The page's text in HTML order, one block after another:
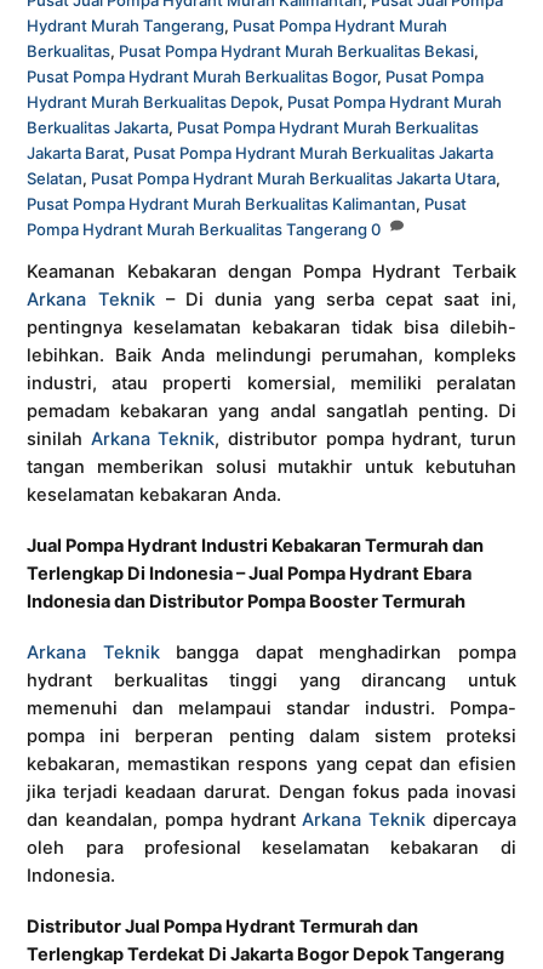
Hydrant Murah Tangerang, Pusat Pompa Hydrant Murah
Berkualitas, Pusat Pompa Hydrant Murah Berkualitas Bekasi,
Pusat Pompa Hydrant Murah Berkualitas Bogor, Pusat Pompa
Hydrant Murah Berkualitas Depok, Pusat Pompa Hydrant Murah
Berkualitas Jakarta, Pusat Pompa Hydrant Murah Berkualitas
Jakarta Barat, Pusat Pompa Hydrant Murah Berkualitas Jakarta
Selatan, Pusat Pompa Hydrant Murah Berkualitas Jakarta Utara,
Pusat Pompa Hydrant Murah Berkualitas Kalimantan, Pusat
Pompa Hydrant Murah Berkualitas Tangerang 0
Keamanan Kebakaran dengan Pompa Hydrant Terbaik
Arkana Teknik– Di dunia yang serba cepat saat ini,
pentingnya keselamatan kebakaran tidak bisa dilebih-
lebihkan. Baik Anda melindungi perumahan, kompleks
industri, atau properti komersial, memiliki peralatan
pemadam kebakaran yang andal sangatlah penting. Di
sinilah Arkana Teknik, distributor pompa hydrant, turun
tangan memberikan solusi mutakhir untuk kebutuhan
keselamatan kebakaran Anda.
Jual Pompa Hydrant Industri Kebakaran Termurah dan
Terlengkap Di Indonesia – Jual Pompa Hydrant Ebara
Indonesia dan Distributor Pompa Booster Termurah
Arkana Teknikbangga dapat menghadirkan pompa
hydrant berkualitas tinggi yang dirancang untuk
memenuhi dan melampaui standar industri. Pompa-
pompa ini berperan penting dalam sistem proteksi
kebakaran, memastikan respons yang cepat dan efisien
jika terjadi keadaan darurat. Dengan fokus pada inovasi
dan keandalan, pompa hydrantArkana Teknikdipercaya
oleh para profesional keselamatan kebakaran di
Indonesia.
Distributor Jual Pompa Hydrant Termurah dan
Terlengkap Terdekat Di Jakarta Bogor Depok Tangerang